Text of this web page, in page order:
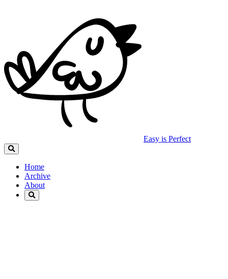
Easy is Perfect
Home
Archive
About